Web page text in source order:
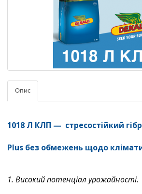
Опис
1018 Л КЛП — стресостійкий
Plus без обмежень щодо
1. Високий потенціал урожайності.